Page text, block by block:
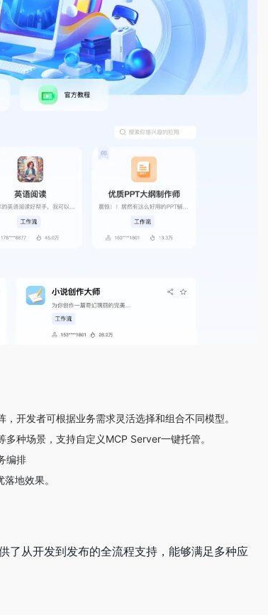
开发者可根据业务需求灵活选择和组合不同模型。
种场景，支持自定义MCP Server一键托管。
编排
地效果。
了从开发到发布的全流程支持，能够满足多种应